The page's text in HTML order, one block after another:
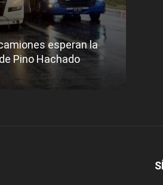
esperan la
Pino Hachado